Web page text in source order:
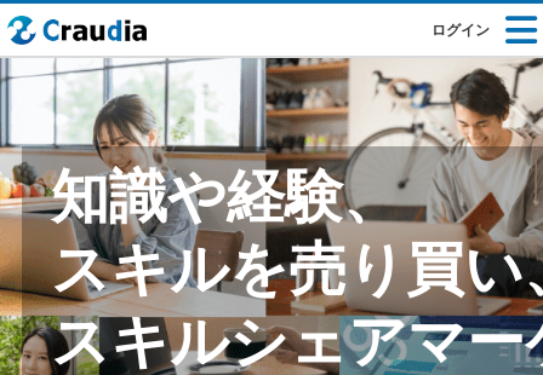
ログイン
知識や経験、
スキルを売り買い
スキルシェアマー